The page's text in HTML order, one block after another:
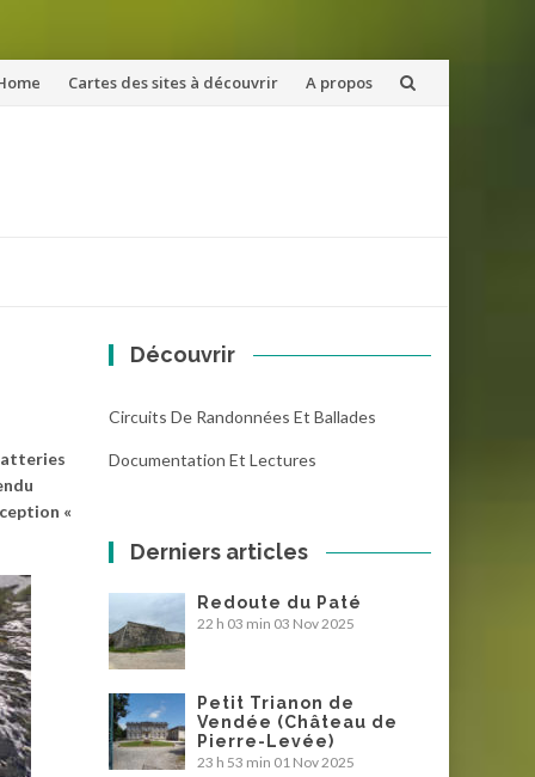
Cartes des sites à découvrir A propos
«
Découvrir
Circuits De Randonnées Et Ballades
Documentation Et Lectures
Derniers articles
Redoute du Paté
22 h 03 min 03 Nov 2025
Petit Trianon de
Vendée (Château de
Pierre-Levée)
23 h 53 min 01 Nov 2025